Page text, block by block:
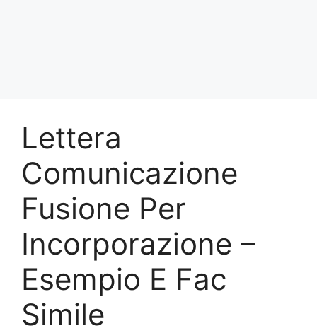
Lettera
Comunicazione
Fusione Per
Incorporazione –
Esempio E Fac
Simile